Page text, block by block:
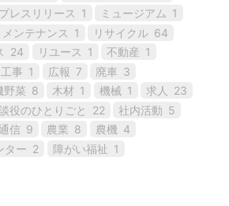
プレスリリース 1 ミュージアム 1
メンテナンス 1 リサイクル 64
24 リユース 1 不動産 1
工事 1 広報 7 廃車 3
野菜 8 木材 1 機械 1 求人
23
役のひとりごと 22 社内活動 5
信 9 農業 8 農機 4
ター 2 障がい福祉 1